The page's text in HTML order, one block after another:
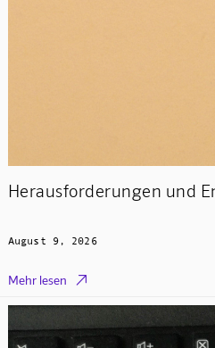
Herausforderungen und
August 9, 2026
Mehr lesen 